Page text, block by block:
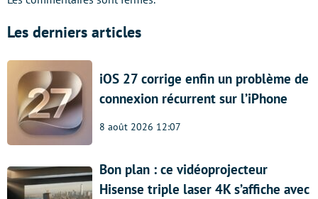
Les derniers articles
iOS 27 corrige enfin un problème de
connexion récurrent sur l’iPhone
8 août 2026 12:07
Bon plan : ce vidéoprojecteur
Hisense triple laser 4K s’affiche avec